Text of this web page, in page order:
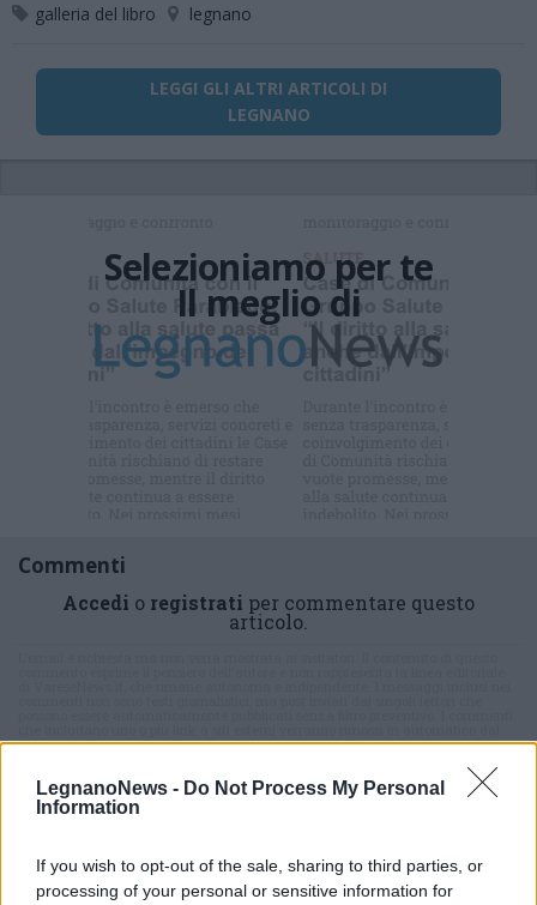
LegnanoNews - Do Not Process My Personal
Information
If you wish to opt-out of the sale, sharing to third parties, or
processing of your personal or sensitive information for
galleria del libro
legnano
LEGGI GLI ALTRI ARTICOLI DI
LEGNANO
Selezioniamo per te
Il meglio di
Commenti
Accedi o registrati per commentare questo
articolo.
sistema.